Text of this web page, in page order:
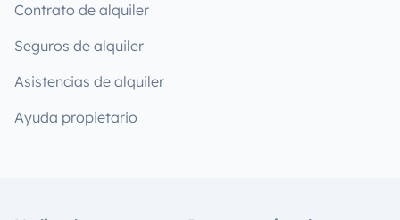
Contrato de alquiler
Seguros de alquiler
Asistencias de alquiler
Ayuda propietario